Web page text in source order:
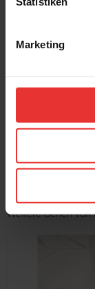
Marketing
40 x 120 cm
Weitere Serien von